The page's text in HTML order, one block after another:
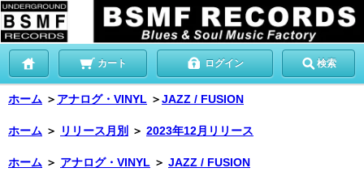
カート ログイン 検索
ホーム ＞ アナログ・VINYL ＞JAZZ / FUSION
ホーム ＞ リリース月別 ＞ 2023年12月リリース
ホーム ＞ アナログ・VINYL ＞ JAZZ / FUSION